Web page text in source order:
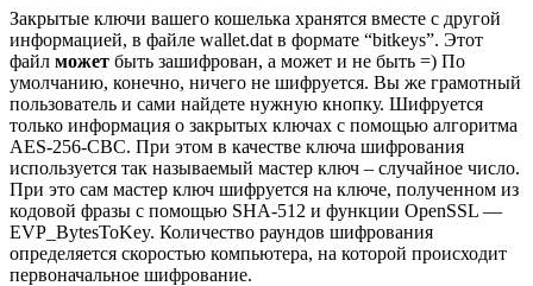
Закрытые ключи вашего кошелька хранятся вместе с другой
информацией, в файле wallet.dat в формате “bitkeys”. Этот
файл может быть зашифрован, а может и не быть =) По
умолчанию, конечно, ничего не шифруется. Вы же грамотный
пользователь и сами найдете нужную кнопку. Шифруется
только информация о закрытых ключах с помощью алгоритма
AES-256-CBC. При этом в качестве ключа шифрования
используется так называемый мастер ключ – случайное число.
При это сам мастер ключ шифруется на ключе, полученном из
кодовой фразы с помощью SHA-512 и функции OpenSSL —
EVP_BytesToKey. Количество раундов шифрования
определяется скоростью компьютера, на которой происходит
первоначальное шифрование.